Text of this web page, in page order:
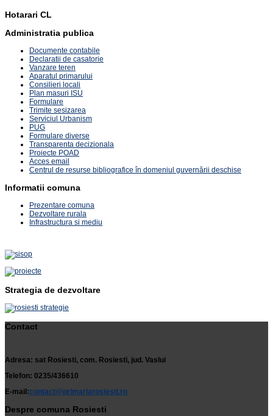
Hotarari CL
Administratia publica
Documente contabile
Declaratii de casatorie
Vanzare teren
Aparatul primarului
Consilieri locali
Plan masuri ISU
Formulare
Trimite sesizarea
Serviciul Urbanism
PUG
Formulare diverse
Transparenta decizionala
Proiecte POAD
Acces email
Centrul de resurse bibliografice în domeniul guvernării deschise
Informatii comuna
Prezentare comuna
Dezvoltare rurala
Infrastructura si mediu
Strategia de dezvoltare
Contact
Adresa: sat Rosiesti, com. Rosiesti, jud. Vaslui
Telefon: 0235/436610
E-mail:contact@primariarosiesti.ro
Despre comuna Rosiesti